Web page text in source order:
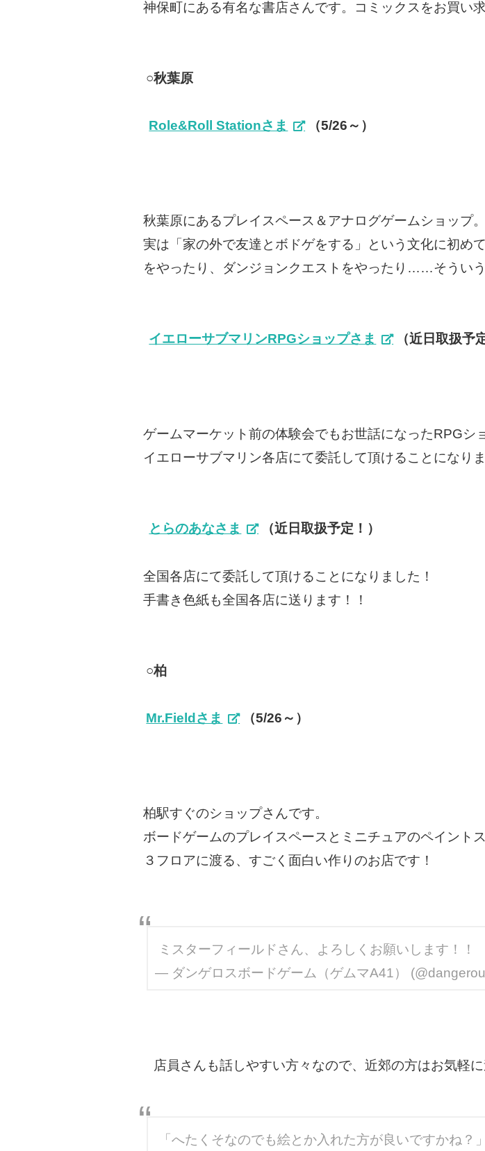
神保町にある有名な書店さんです。コミックスをお買い
○秋葉原
Role&Roll Stationさま （5/26～）
秋葉原にあるプレイスペース＆アナログゲームショップ。
実は「家の外で友達とボドゲをする」という文化に初
をやったり、ダンジョンクエストをやったり……そうい
イエローサブマリンRPGショップさま （近日取扱予
ゲームマーケット前の体験会でもお世話になったRPGシ
イエローサブマリン各店にて委託して頂けることになりま
とらのあなさま （近日取扱予定！）
全国各店にて委託して頂けることになりました！
手書き色紙も全国各店に送ります！！
○柏
Mr.Fieldさま （5/26～）
柏駅すぐのショップさんです。
ボードゲームのプレイスペースとミニチュアのペイント
３フロアに渡る、すごく面白い作りのお店です！
ミスターフィールドさん、よろしくお願いします！！
— ダンゲロスボードゲーム（ゲムマA41）
店員さんも話しやすい方々なので、近郊の方はお気軽に
「へたくそなのでも絵とか入れた方が良いですかね？」